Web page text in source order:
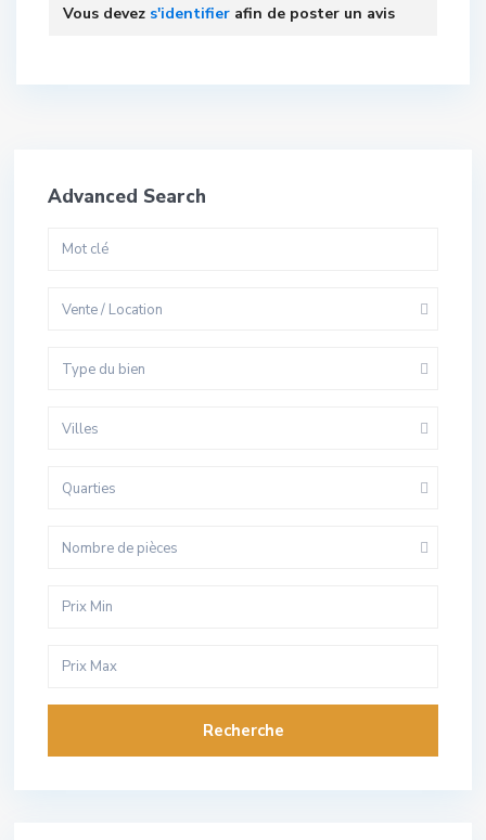
Vous devez s'identifier afin de poster un avis
Advanced Search
Vente / Location
Type du bien
Villes
Quarties
Nombre de pièces
Recherche